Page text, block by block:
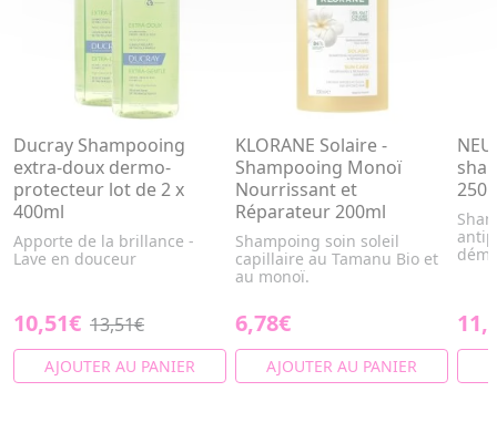
Ducray Shampooing
extra-doux dermo-
protecteur lot de 2 x
400ml
Apporte de la brillance -
Lave en douceur
10,51€ 13,51€
AJOUTER AU PANIER
KLORANE Solaire -
Shampooing Monoï
Nourrissant et
Réparateur 200ml
Shampoing soin soleil
capillaire au Tamanu Bio et
au monoï.
6,78€
AJOUTER AU PANIER